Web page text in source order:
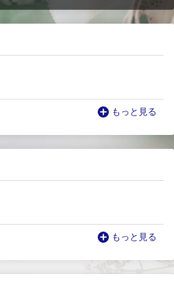
もっと見る
もっと見る